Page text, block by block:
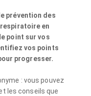
prévention des
en
point sur vos
vos points
progresser.
: vous pouvez
les conseils que